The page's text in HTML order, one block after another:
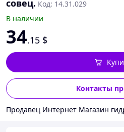
совец. Код: 14.31.029
В наличии
34.15 $
Контакты
Продавец Интернет Магазин